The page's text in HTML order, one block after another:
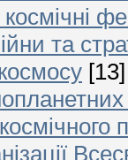
космічні
та
[13]